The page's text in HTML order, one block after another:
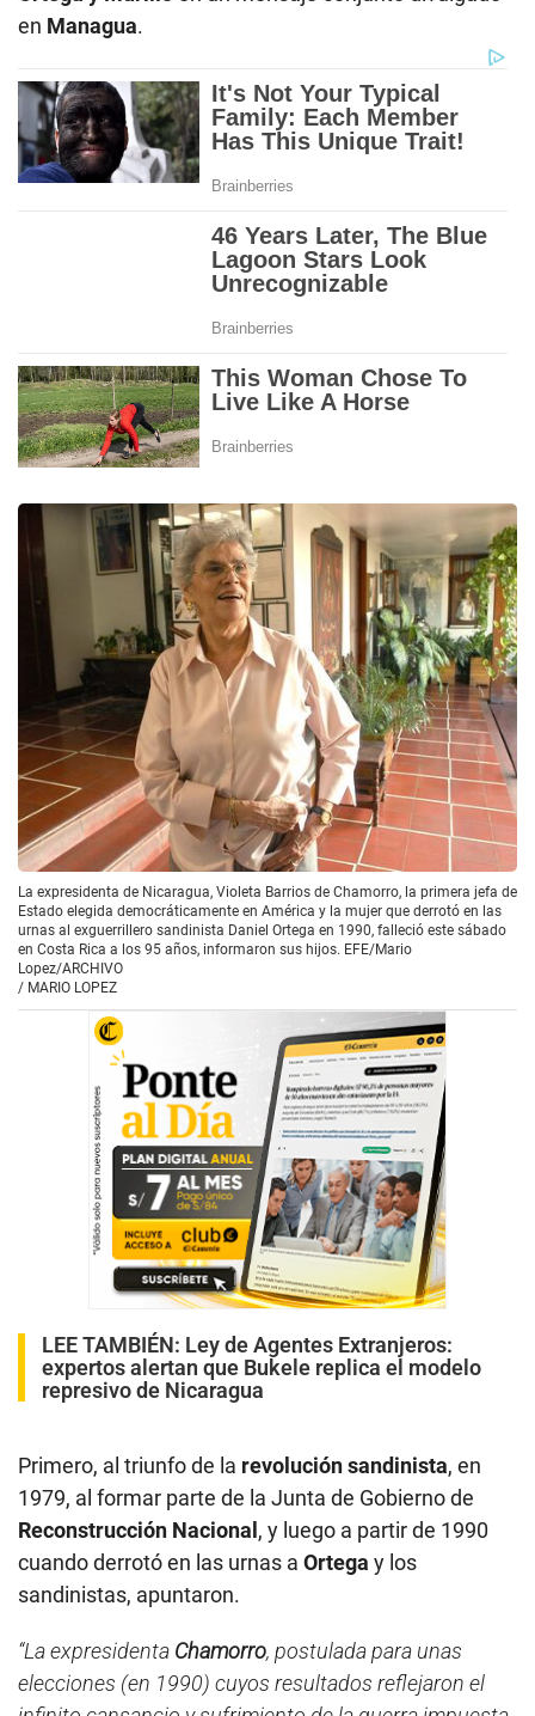
en Managua.
La expresidenta de Nicaragua, Violeta Barrios de Chamorro, la primera jefa de
Estado elegida democráticamente en América y la mujer que derrotó en las
urnas al exguerrillero sandinista Daniel Ortega en 1990, falleció este sábado
en Costa Rica a los 95 años, informaron sus hijos. EFE/Mario
Lopez/ARCHIVO
/ MARIO LOPEZ
LEE TAMBIÉN: Ley de Agentes Extranjeros:
expertos alertan que Bukele replica el modelo
represivo de Nicaragua
Primero, al triunfo de la revolución sandinista, en
1979, al formar parte de la Junta de Gobierno de
Reconstrucción Nacional , y luego a partir de 1990
cuando derrotó en las urnas a Ortega y los
sandinistas, apuntaron.
“La expresidenta Chamorro, postulada para unas
elecciones (en 1990) cuyos resultados reflejaron el